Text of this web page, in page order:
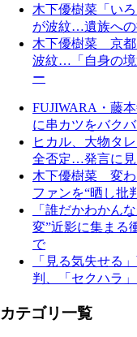
木下優樹菜「い
が波紋…遺族へ
木下優樹菜 京都
波紋…「自身の境
ー
FUJIWARA・藤
に串カツをバク
ヒカル、大物タ
全否定…発言に見
木下優樹菜 変わ
ファンを“晒し批
「誰だかわかん
変”近影に集まる
で
「見る気失せる
判、「セクハラ
カテゴリ一覧